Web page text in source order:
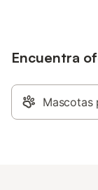
permite una
no dispone de
han instalado
agua en esta
Encuentra
Mascotas